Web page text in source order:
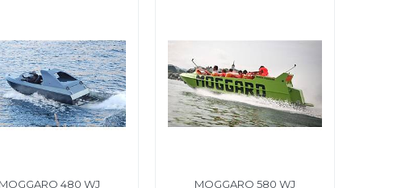
MOGGARO 480 WJ MOGGARO 580 WJ